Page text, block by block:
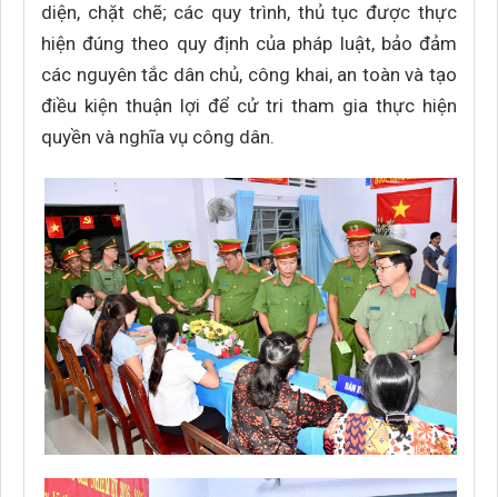
diện, chặt chẽ; các quy trình, thủ tục được thực
hiện đúng theo quy định của pháp luật, bảo đảm
các nguyên tắc dân chủ, công khai, an toàn và tạo
điều kiện thuận lợi để cử tri tham gia thực hiện
quyền và nghĩa vụ công dân.